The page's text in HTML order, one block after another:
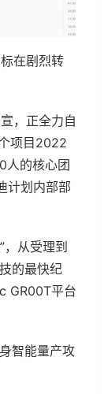
在剧烈转
，正全力自
项目2022
人的核心团
计划内部部
，从受理到
的最快纪
GR00T平台
智能量产攻